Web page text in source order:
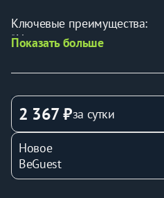
Ключевые преимущества:
* Удалённое заселение —
* Вместимость: до 4 гостей
* Идеальная транспортная
* Отчётные документы для
* Всё включено — от
Расположение:
* В пешей доступности
Показать больше
2 367 ₽за сутки
Новое
BeGuest